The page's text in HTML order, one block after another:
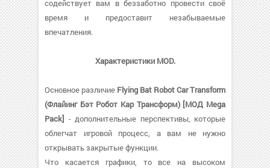
содействует вам в беззаботно провести своё
время и предоставит незабываемые
впечатления.
Характеристики MOD.
Основное различие Flying Bat Robot Car Transform
(Флайинг Бэт Робот Кар Трансформ) [МОД Mega
Pack] - дополнительные перспективы, которые
облегчат игровой процесс, а вам не нужно
открывать закрытые функции.
Что касается графики, то все на высоком